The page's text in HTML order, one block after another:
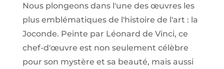
Nous plongeons dans l'une des œuvres les
plus emblématiques de l'histoire de l'art : la
Joconde. Peinte par Léonard de Vinci, ce
chef-d'œuvre est non seulement célèbre
pour son mystère et sa beauté, mais aussi